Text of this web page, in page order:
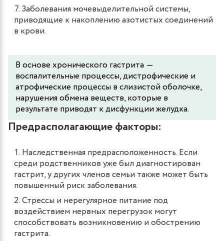
Заболевания мочевыделительной системы,
приводящие к накоплению азотистых соединений
в крови.
В основе хронического гастрита ―
воспалительные процессы, дистрофические и
атрофические процессы в слизистой оболочке,
нарушения обмена веществ, которые в
результате приводят к дисфункции желудка.
Предрасполагающие факторы:
Наследственная предрасположенность. Если
среди родственников уже был диагностирован
гастрит, у других членов семьи также может быть
повышенный риск заболевания.
Стрессы и нерегулярное питание под
воздействием нервных перегрузок могут
способствовать возникновению и обострению
гастрита.